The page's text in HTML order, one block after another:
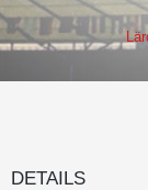
DETAILS